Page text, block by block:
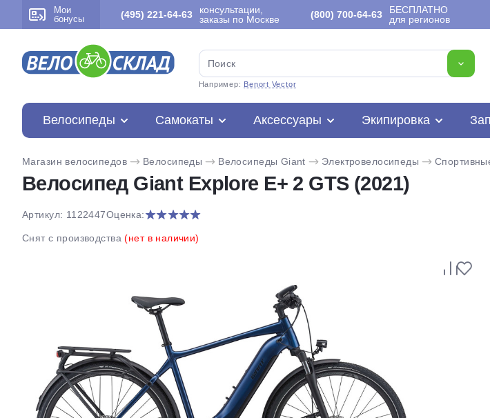
Мои
бонусы
(495) 221-64-63
консультации,
заказы по Москве
(800) 700-64-63
БЕСПЛАТНО
для регионов
Например: Benort Vector
Велосипеды Самокаты Аксессуары Экипировка
Магазин велосипедов Велосипеды Велосипеды Giant Электровелосипеды
Велосипед Giant Explore E+ 2 GTS (2021)
Артикул: 1122447Оценка:
Снят с производства(нет в наличии)
Разбейте
на части
График платежей